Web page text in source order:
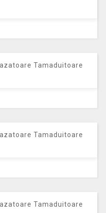
Tamaduitoare
Tamaduitoare
Tamaduitoare